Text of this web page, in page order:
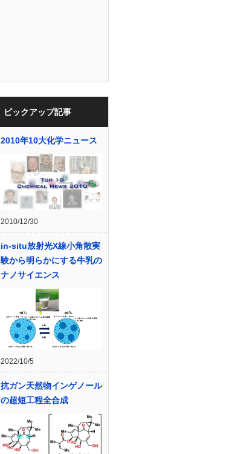
ピックアップ記事
2010年10大化学ニュース
2010/12/30
in-situ放射光X線小角散実
験から明らかにする牛乳の
ナノサイエンス
2022/10/5
抗ガン天然物インゲノール
の超短工程全合成